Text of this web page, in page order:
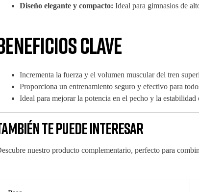
Diseño elegante y compacto: Ideal para gimnasios de
clave
Incrementa la fuerza y el volumen muscular del tren
Proporciona un entrenamiento seguro y efectivo para
Ideal para mejorar la potencia en el pecho y la estabilidad
te puede interesar
nuestro producto complementario, perfecto para